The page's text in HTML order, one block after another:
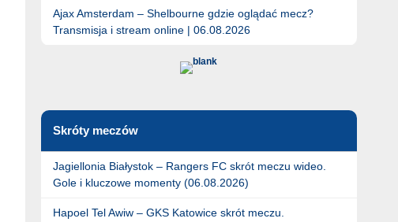
Ajax Amsterdam – Shelbourne gdzie oglądać mecz?
Transmisja i stream online | 06.08.2026
Skróty meczów
Jagiellonia Białystok – Rangers FC skrót meczu wideo.
Gole i kluczowe momenty (06.08.2026)
Hapoel Tel Awiw – GKS Katowice skrót meczu.